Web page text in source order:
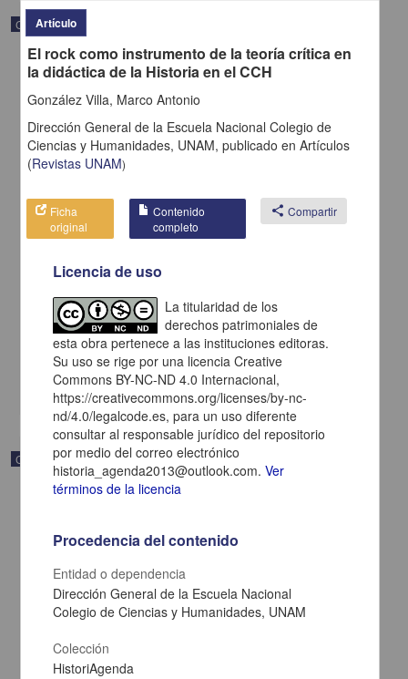
Correspondencia postal
una fotografía
Pitman, H. C.
[sin fecha]
Multidisciplina
Correspondencia postal
Artículo
El rock como instrumento de la teoría crítica en
la didáctica de la Historia en el CCH
González Villa, Marco Antonio
Dirección General de la Escuela Nacional Colegio de
Ciencias y Humanidades, UNAM, publicado enArtículos
(Revistas UNAM)
Ficha
original
Contenido
completo
share Compartir
Licencia de uso
La titularidad de los
derechos patrimoniales de
esta obra pertenece a las instituciones editoras.
Su uso se rige por una licencia Creative
Commons BY-NC-ND 4.0 Internacional,
https://creativecommons.org/licenses/by-nc-
nd/4.0/legalcode.es, para un uso diferente
consultar al responsable jurídico del repositorio
por medio del correo electrónico
historia_agenda2013@outlook.com.Ver
términos de la licencia
Procedencia del contenido
Entidad o dependencia
Dirección General de la Escuela Nacional
Colegio de Ciencias y Humanidades, UNAM
Colección
HistoriAgenda